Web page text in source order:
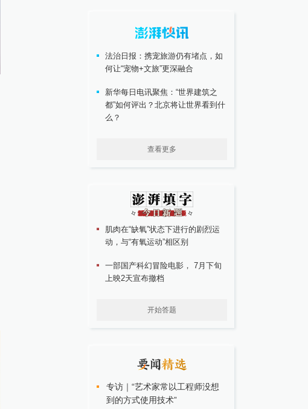
法治日报：携宠旅游仍有堵点，如
何让“宠物+文旅”更深融合
新华每日电讯聚焦：“世界建筑之
都”如何评出？北京将让世界看到什
么？
查看更多
肌肉在“缺氧”状态下进行的剧烈运
动，与“有氧运动”相区别
一部国产科幻冒险电影， 7月下旬
上映2天宣布撤档
开始答题
专访｜“艺术家常以工程师没想
到的方式使用技术”